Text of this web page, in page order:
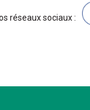
réseaux sociaux :